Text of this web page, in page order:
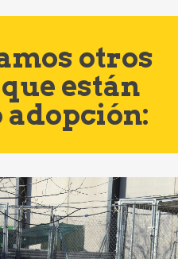
otros
están
adopción: